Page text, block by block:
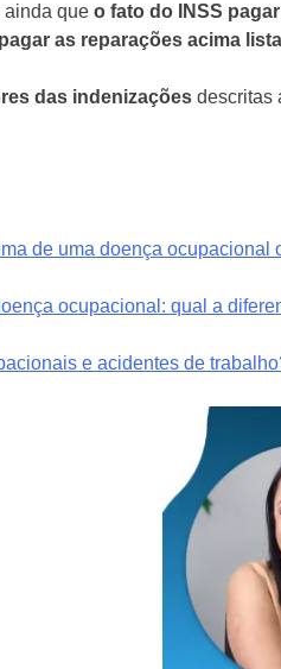
ainda que o fato do INSS
as reparações acima
das indenizações descritas
de uma doença
ocupacional: qual a
e acidentes de